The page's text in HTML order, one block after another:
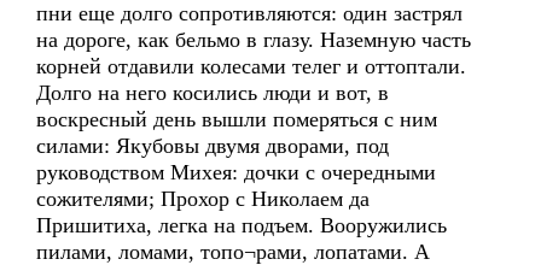
пни еще долго сопротивляются: один застрял
на дороге, как бельмо в глазу. Наземную часть
корней отдавили колесами телег и оттоптали.
Долго на него косились люди и вот, в
воскресный день вышли померяться с ним
силами: Якубовы двумя дворами, под
руководством Михея: дочки с очередными
сожителями; Прохор с Николаем да
Пришитиха, легка на подъем. Вооружились
пилами, ломами, топо¬рами, лопатами. А